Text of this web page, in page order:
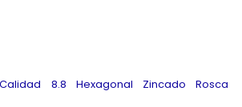
8.8 Hexagonal Zincado Rosca